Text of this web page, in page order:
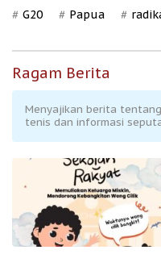
G20 Papua
Ragam Berita
Menyajikan berita
tenis dan informasi